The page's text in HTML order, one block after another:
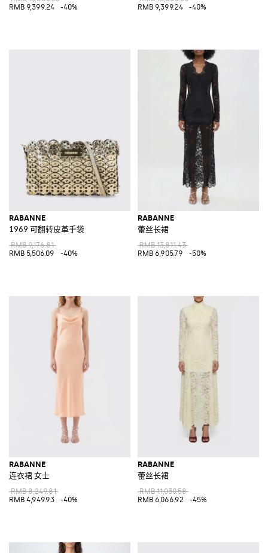
RMB 9,399.24
-40%
RMB 9,399.24
-40%
RABANNE
1969 可翻转皮革手袋
RMB 9,176.81
RMB 5,506.09
-40%
RABANNE
蕾丝长裙
RMB 13,811.43
RMB 6,905.79
-50%
RABANNE
连衣裙 女士
RMB 8,249.81
RMB 4,949.93
-40%
RABANNE
蕾丝长裙
RMB 11,030.58
RMB 6,066.92
-45%